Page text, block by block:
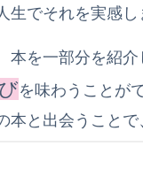
生でそれを実感し
本を一部分を紹
を味わうことが
本と出会うこと